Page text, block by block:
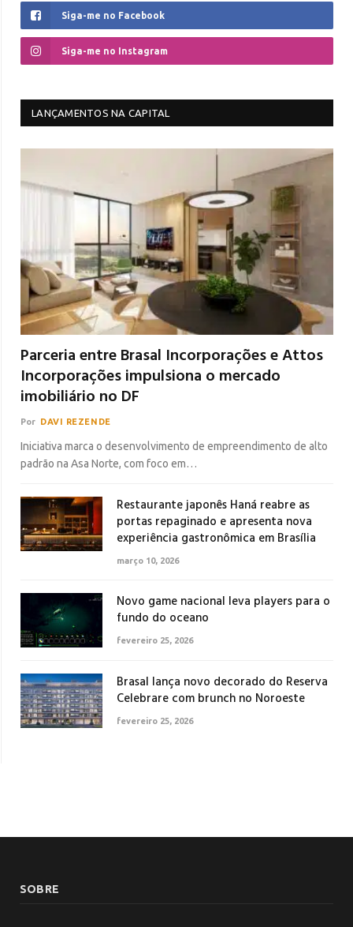
Siga-me no Facebook
Siga-me no Instagram
LANÇAMENTOS NA CAPITAL
Parceria entre Brasal Incorporações e Attos
Incorporações impulsiona o mercado
imobiliário no DF
Por DAVI REZENDE
Iniciativa marca o desenvolvimento de empreendimento de alto
padrão na Asa Norte, com foco em…
Restaurante japonês Haná reabre as
portas repaginado e apresenta nova
experiência gastronômica em Brasília
março 10, 2026
Novo game nacional leva players para o
fundo do oceano
fevereiro 25, 2026
Brasal lança novo decorado do Reserva
Celebrare com brunch no Noroeste
fevereiro 25, 2026
SOBRE